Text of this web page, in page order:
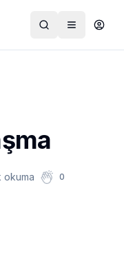
okuma 0